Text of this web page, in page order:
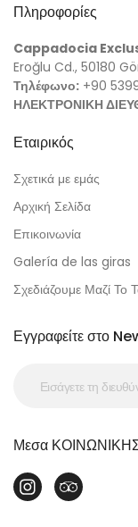
Πληροφορίες
Cappadocia
Eroğlu Cd., 50180
Τηλέφωνο: +90
ΗΛΕΚΤΡΟΝΙΚΗ
Εταιρικός
Σχετικά με εμάς
Αρχική Σελίδα
Επικοινωνία
Galería de las giras
Σχεδιάζουμε Μαζί Το
Εγγραφείτε στο
Μεσα